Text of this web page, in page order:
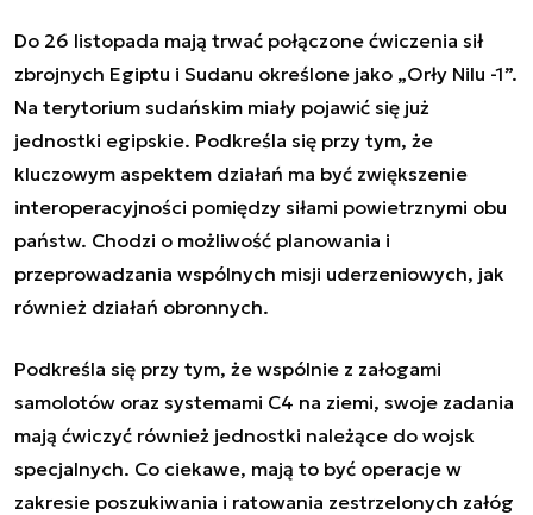
Do 26 listopada mają trwać połączone ćwiczenia sił
zbrojnych Egiptu i Sudanu określone jako „Orły Nilu -1”.
Na terytorium sudańskim miały pojawić się już
jednostki egipskie. Podkreśla się przy tym, że
kluczowym aspektem działań ma być zwiększenie
interoperacyjności pomiędzy siłami powietrznymi obu
państw. Chodzi o możliwość planowania i
przeprowadzania wspólnych misji uderzeniowych, jak
również działań obronnych.
Podkreśla się przy tym, że wspólnie z załogami
samolotów oraz systemami C4 na ziemi, swoje zadania
mają ćwiczyć również jednostki należące do wojsk
specjalnych. Co ciekawe, mają to być operacje w
zakresie poszukiwania i ratowania zestrzelonych załóg